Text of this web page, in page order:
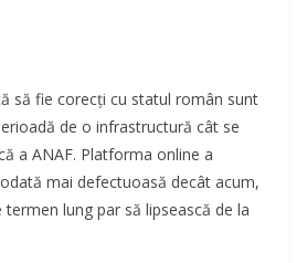
să fie corecți cu statul român sunt
de o infrastructură cât se
a ANAF. Platforma online a
mai defectuoasă decât acum,
lung par să lipsească de la